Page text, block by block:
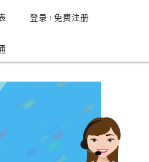
登录 免费注册